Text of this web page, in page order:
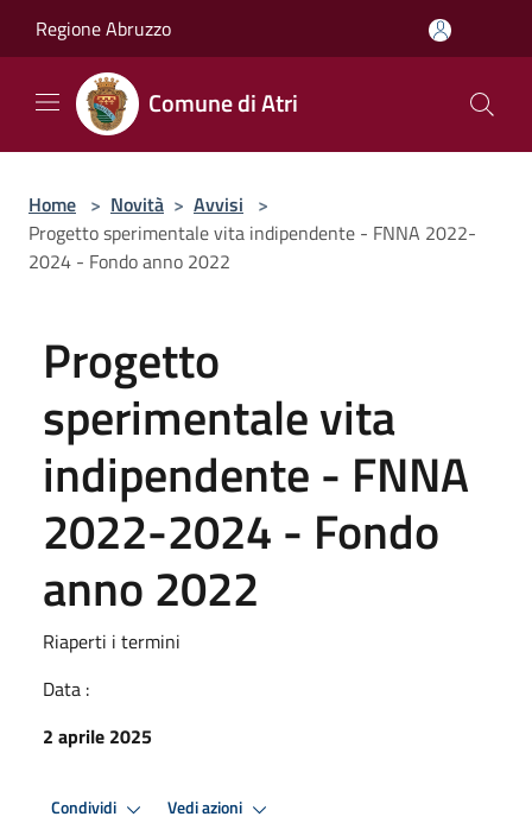
Regione Abruzzo
Comune di Atri
Home > Novità > Avvisi >
Progetto sperimentale vita indipendente - FNNA 2022-
2024 - Fondo anno 2022
Progetto
sperimentale vita
indipendente - FNNA
2022-2024 - Fondo
anno 2022
Riaperti i termini
Data :
2 aprile 2025
Condividi Vedi azioni